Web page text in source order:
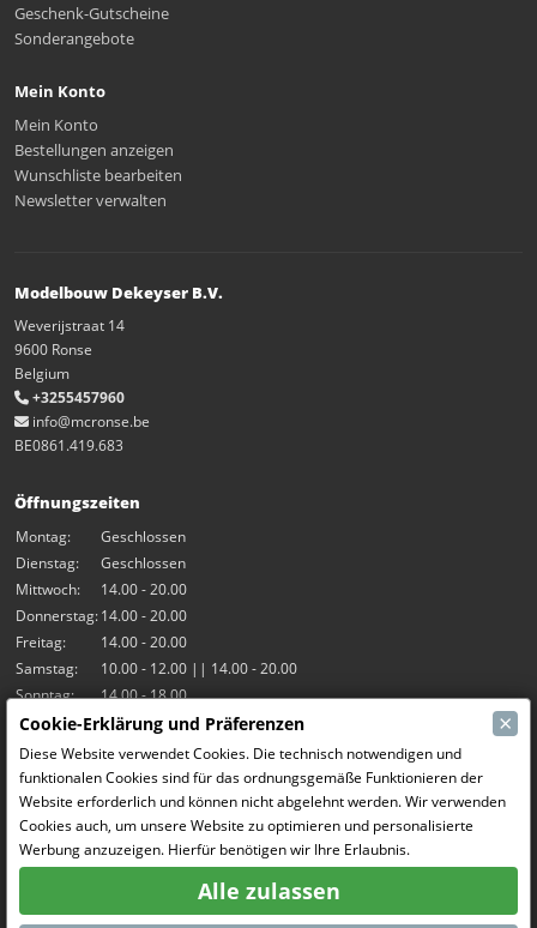
Geschenk-Gutscheine
Sonderangebote
Mein Konto
Mein Konto
Bestellungen anzeigen
Wunschliste bearbeiten
Newsletter verwalten
Modelbouw Dekeyser B.V.
Weverijstraat 14
9600 Ronse
Belgium
+3255457960
info@mcronse.be
BE0861.419.683
Öffnungszeiten
Montag:
Geschlossen
Dienstag:
Geschlossen
Mittwoch:
14.00 - 20.00
Donnerstag:14.00 - 20.00
Freitag:
14.00 - 20.00
Samstag:
10.00 - 12.00 || 14.00 - 20.00
Sonntag:
14.00 - 18.00
Unsere Aktivitäten
Indoor-Halle Hangar7
RC-Drift
RC Bangers
Fun and Friends
Soziale Medien
Cookie-Erklärung und Präferenzen ×
Diese Website verwendet Cookies. Die technisch notwendigen und
funktionalen Cookies sind für das ordnungsgemäße Funktionieren der
Website erforderlich und können nicht abgelehnt werden. Wir verwenden
Cookies auch, um unsere Website zu optimieren und personalisierte
Werbung anzuzeigen. Hierfür benötigen wir Ihre Erlaubnis.
Alle zulassen